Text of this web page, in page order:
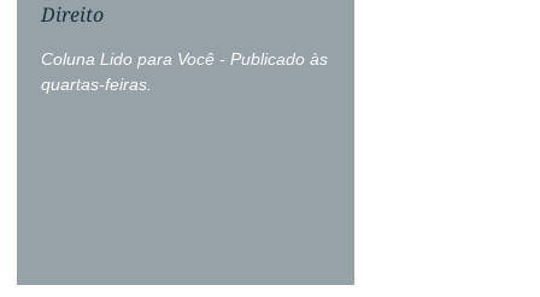
Coluna Lido para Você - Publicado às
quartas-feiras.
Direito